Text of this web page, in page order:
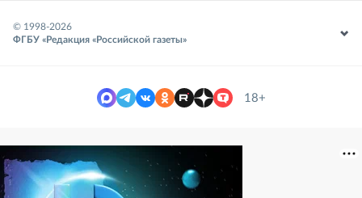
© 1998-2026
ФГБУ «Редакция «Российской газеты»
18+